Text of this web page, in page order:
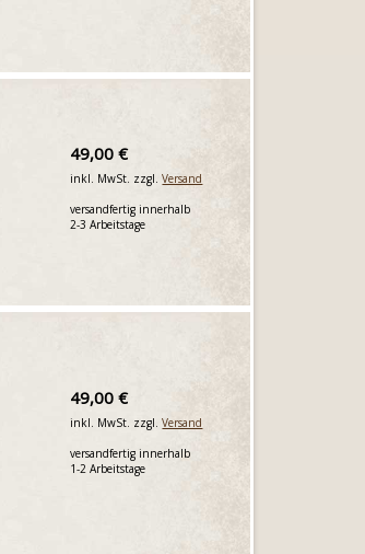
49,00 €
inkl. MwSt. zzgl.Versand
versandfertig innerhalb
2-3 Arbeitstage
49,00 €
inkl. MwSt. zzgl.Versand
versandfertig innerhalb
1-2 Arbeitstage